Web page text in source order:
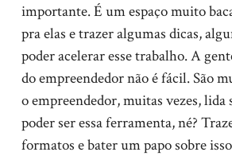
importante. É um espaço muito
pra elas e trazer algumas dicas,
poder acelerar esse trabalho. A
do empreendedor não é fácil. São
o empreendedor, muitas vezes, lida
poder ser essa ferramenta, né?
formatos e bater um papo sobre